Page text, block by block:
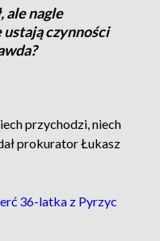
ale nagle
ustają czynności
przychodzi, niech
prokurator Łukasz
36-latka z Pyrzyc